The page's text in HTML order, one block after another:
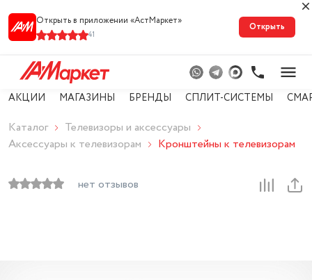
Открыть в приложении «АстМарке‪т‬»
41
Открыть
АКЦИИ МАГАЗИНЫ БРЕНДЫ СПЛИТ-СИСТЕМЫ
Каталог
Телевизоры и аксессуары
Аксессуары к телевизорам
Кронштейны к телевизорам
нет отзывов